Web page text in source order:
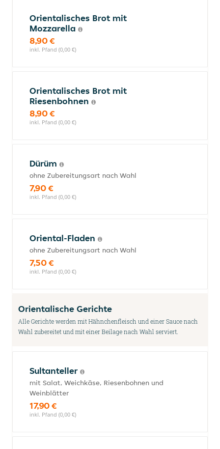
Orientalisches Brot mit
Mozzarella
8,90 €
inkl. Pfand (0,00 €)
Orientalisches Brot mit
Riesenbohnen
8,90 €
inkl. Pfand (0,00 €)
Dürüm
ohne Zubereitungsart nach Wahl
7,90 €
inkl. Pfand (0,00 €)
Oriental-Fladen
ohne Zubereitungsart nach Wahl
7,50 €
inkl. Pfand (0,00 €)
Orientalische Gerichte
Alle Gerichte werden mit Hähnchenfleisch und einer Sauce nach
Wahl zubereitet und mit einer Beilage nach Wahl serviert.
Sultanteller
mit Salat, Weichkäse, Riesenbohnen und
Weinblätter
17,90 €
inkl. Pfand (0,00 €)